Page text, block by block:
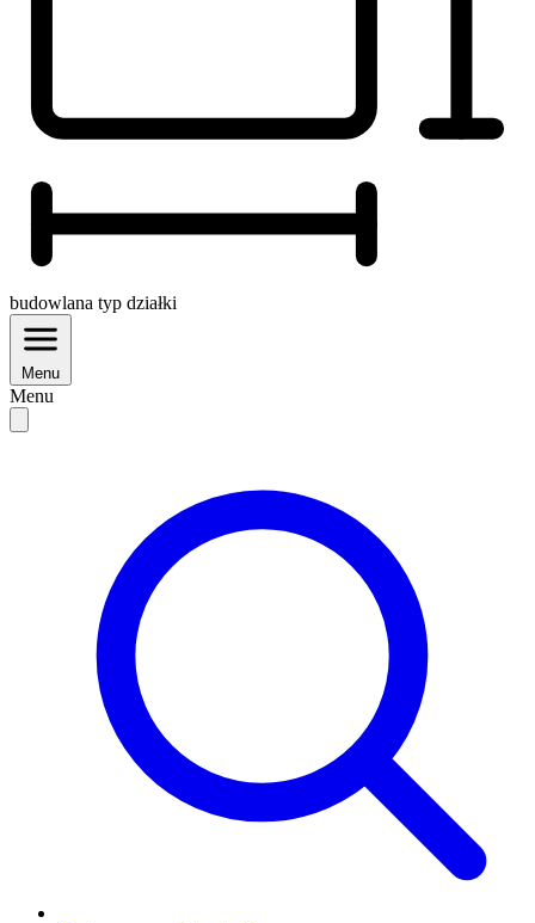
budowlana typ działki
Menu
Menu